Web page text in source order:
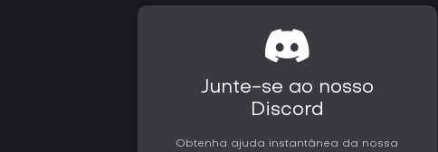
Junte-se ao nosso
Discord
Obtenha ajuda instantânea da nossa